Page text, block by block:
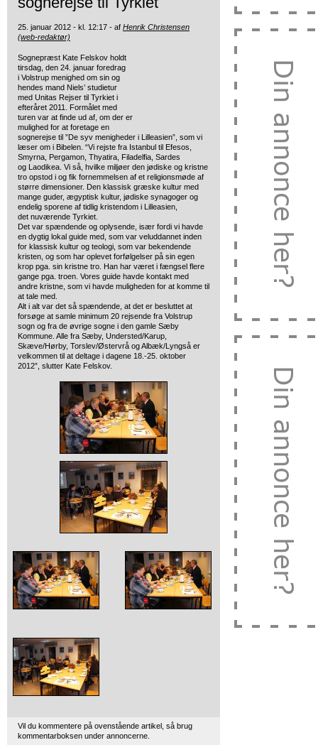
25. januar 2012 - kl. 12:17 - af Henrik Christensen
(web-redaktør)
Sognepræst Kate Felskov holdt
tirsdag, den 24. januar foredrag
i Volstrup menighed om sin og
hendes mand Niels’ studietur
med Unitas Rejser til Tyrkiet i
efteråret 2011. Formålet med
turen var at finde ud af, om der er
mulighed for at foretage en
sognerejse til ”De syv menigheder i Lilleasien”, som vi
læser om i Bibelen. “Vi rejste fra Istanbul til Efesos,
Smyrna, Pergamon, Thyatira, Filadelfia, Sardes
og Laodikea. Vi så, hvilke miljøer den jødiske og kristne
tro opstod i og fik fornemmelsen af et religionsmøde af
større dimensioner. Den klassisk græske kultur med
mange guder, ægyptisk kultur, jødiske synagoger og
endelig sporene af tidlig kristendom i Lilleasien,
det nuværende Tyrkiet.
Det var spændende og oplysende, især fordi vi havde
en dygtig lokal guide med, som var veluddannet inden
for klassisk kultur og teologi, som var bekendende
kristen, og som har oplevet forfølgelser på sin egen
krop pga. sin kristne tro. Han har været i fængsel flere
gange pga. troen. Vores guide havde kontakt med
andre kristne, som vi havde muligheden for at komme til
at tale med.
Alt i alt var det så spændende, at det er besluttet at
forsøge at samle minimum 20 rejsende fra Volstrup
sogn og fra de øvrige sogne i den gamle Sæby
Kommune. Alle fra Sæby, Understed/Karup,
Skæve/Hørby, Torslev/Østervrå og Albæk/Lyngså er
velkommen til at deltage i dagene 18.-25. oktober
2012”, slutter Kate Felskov.
Vil du kommentere på ovenstående artikel, så brug
kommentarboksen under annoncerne.